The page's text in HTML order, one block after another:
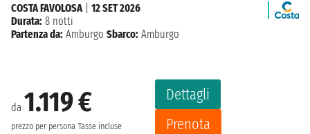
da 1.119 €
prezzo per persona Tasse incluse
Dettagli
Prenota
COSTA FAVOLOSA| 12 SET 2026
Durata: 8 notti
Partenza da: Amburgo Sbarco: Amburgo